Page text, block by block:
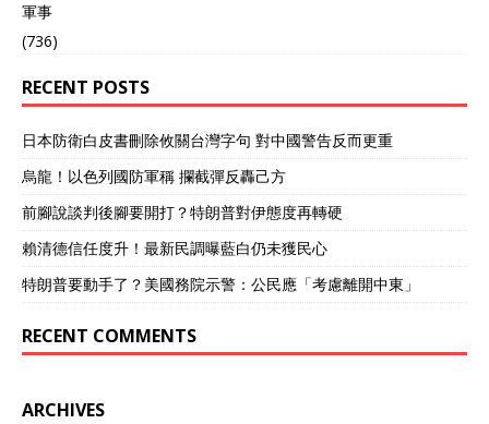
軍事
(736)
RECENT POSTS
日本防衛白皮書刪除攸關台灣字句 對中國警告反而更重
烏龍！以色列國防軍稱 攔截彈反轟己方
前腳說談判後腳要開打？特朗普對伊態度再轉硬
賴清德信任度升！最新民調曝藍白仍未獲民心
特朗普要動手了？美國務院示警：公民應「考慮離開中東」
RECENT COMMENTS
ARCHIVES